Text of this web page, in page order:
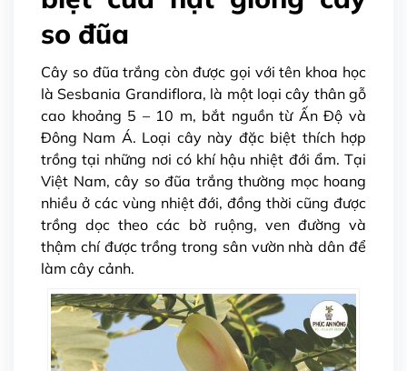
so đũa
Cây so đũa trắng còn được gọi với tên khoa học
là Sesbania Grandiflora, là một loại cây thân gỗ
cao khoảng 5 – 10 m, bắt nguồn từ Ấn Độ và
Đông Nam Á. Loại cây này đặc biệt thích hợp
trồng tại những nơi có khí hậu nhiệt đới ẩm. Tại
Việt Nam, cây so đũa trắng thường mọc hoang
nhiều ở các vùng nhiệt đới, đồng thời cũng được
trồng dọc theo các bờ ruộng, ven đường và
thậm chí được trồng trong sân vườn nhà dân để
làm cây cảnh.